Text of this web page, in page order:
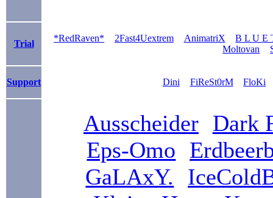
Trial
*RedRaven* 2Fast4Uextrem AnimatriX
B L U E
Moltovan
Support Dini FiReSt0rM FloKi
Ausscheider Dark
Eps-Omo
GaLAxY.